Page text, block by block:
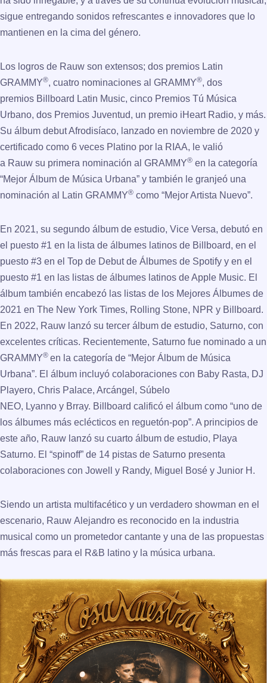
sigue entregando sonidos refrescantes e innovadores que lo
mantienen en la cima del género.
Los logros de Rauw son extensos; dos premios Latin
GRAMMY®, cuatro nominaciones al GRAMMY®, dos
premios Billboard Latin Music, cinco Premios Tú Música
Urbano, dos Premios Juventud, un premio iHeart Radio, y más.
Su álbum debut Afrodisíaco, lanzado en noviembre de 2020 y
certificado como 6 veces Platino por la RIAA, le valió
a Rauw su primera nominación al GRAMMY® en la categoría
“Mejor Álbum de Música Urbana” y también le granjeó una
nominación al Latin GRAMMY® como “Mejor Artista Nuevo”.
En 2021, su segundo álbum de estudio, Vice Versa, debutó en
el puesto #1 en la lista de álbumes latinos de Billboard, en el
puesto #3 en el Top de Debut de Álbumes de Spotify y en el
puesto #1 en las listas de álbumes latinos de Apple Music. El
álbum también encabezó las listas de los Mejores Álbumes de
2021 en The New York Times, Rolling Stone, NPR y Billboard.
En 2022, Rauw lanzó su tercer álbum de estudio, Saturno, con
excelentes críticas. Recientemente, Saturno fue nominado a un
GRAMMY® en la categoría de “Mejor Álbum de Música
Urbana”. El álbum incluyó colaboraciones con Baby Rasta, DJ
Playero, Chris Palace, Arcángel, Súbelo
NEO, Lyanno y Brray. Billboard calificó el álbum como “uno de
los álbumes más eclécticos en reguetón-pop”. A principios de
este año, Rauw lanzó su cuarto álbum de estudio, Playa
Saturno. El “spinoff” de 14 pistas de Saturno presenta
colaboraciones con Jowell y Randy, Miguel Bosé y Junior H.
Siendo un artista multifacético y un verdadero showman en el
escenario, Rauw Alejandro es reconocido en la industria
musical como un prometedor cantante y una de las propuestas
más frescas para el R&B latino y la música urbana.